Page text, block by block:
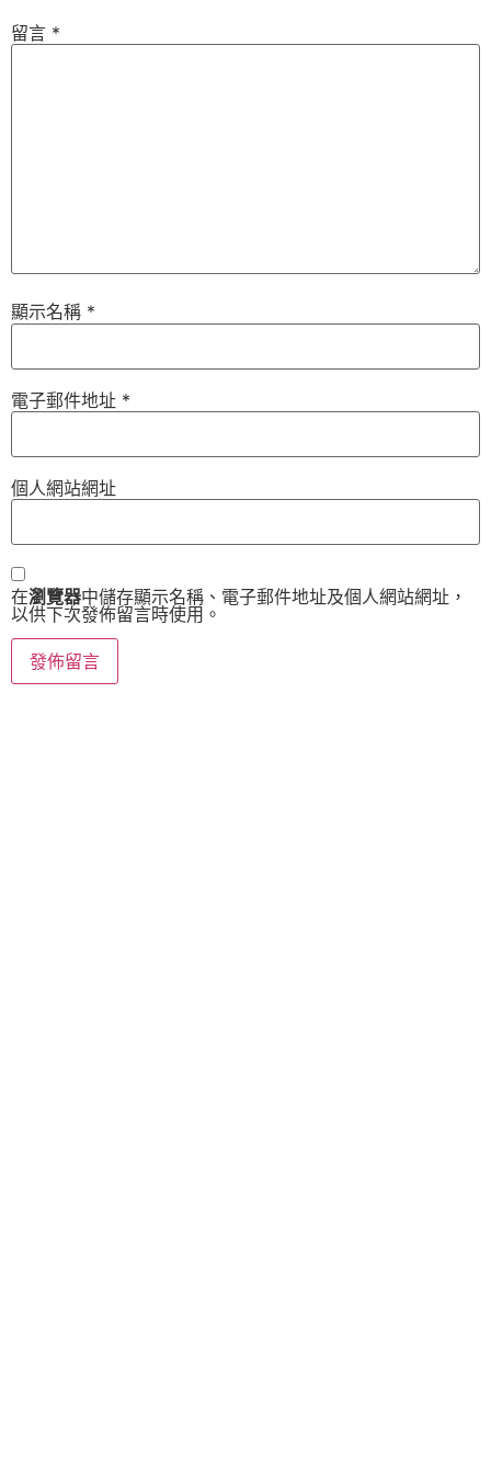
留言 *
顯示名稱 *
電子郵件地址 *
個人網站網址
在瀏覽器中儲存顯示名稱、電子郵件地址及個人網站網址，
以供下次發佈留言時使用。